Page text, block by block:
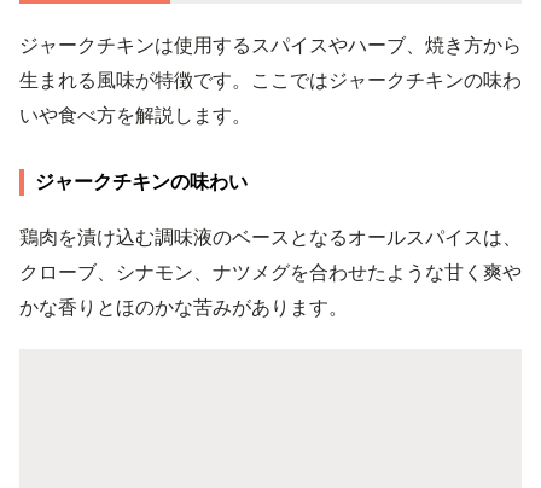
ジャークチキンは使用するスパイスやハーブ、焼き方から
生まれる風味が特徴です。ここではジャークチキンの味わ
いや食べ方を解説します。
ジャークチキンの味わい
鶏肉を漬け込む調味液のベースとなるオールスパイスは、
クローブ、シナモン、ナツメグを合わせたような甘く爽や
かな香りとほのかな苦みがあります。